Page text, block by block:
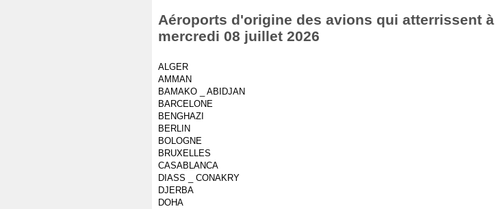
Aéroports d'origine des avions qui atterrissent à
mercredi 08 juillet 2026
ALGER
AMMAN
BAMAKO _ ABIDJAN
BARCELONE
BENGHAZI
BERLIN
BOLOGNE
BRUXELLES
CASABLANCA
DIASS _ CONAKRY
DJERBA
DOHA